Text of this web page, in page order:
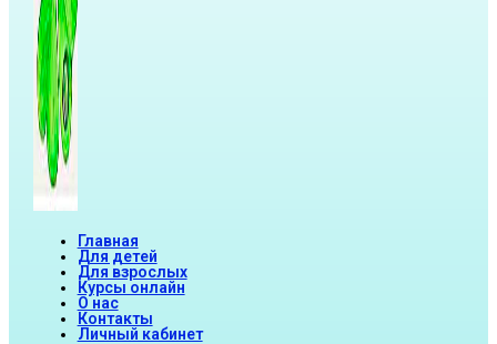
Главная
Для детей
Для взрослых
Курсы онлайн
О нас
Контакты
Личный кабинет